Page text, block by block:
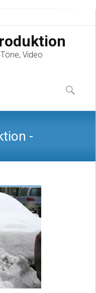
Video
content
Suchen
nach:
-
O-Töne,